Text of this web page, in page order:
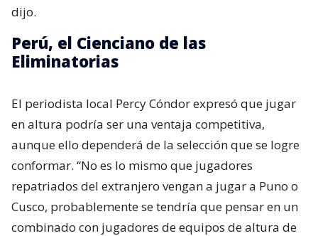
dijo.
Perú, el Cienciano de las
Eliminatorias
El periodista local Percy Cóndor expresó que jugar
en altura podría ser una ventaja competitiva,
aunque ello dependerá de la selección que se logre
conformar. “No es lo mismo que jugadores
repatriados del extranjero vengan a jugar a Puno o
Cusco, probablemente se tendría que pensar en un
combinado con jugadores de equipos de altura de